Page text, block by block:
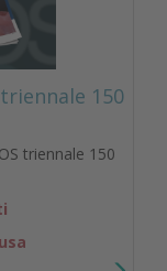
triennale 150
triennale 150